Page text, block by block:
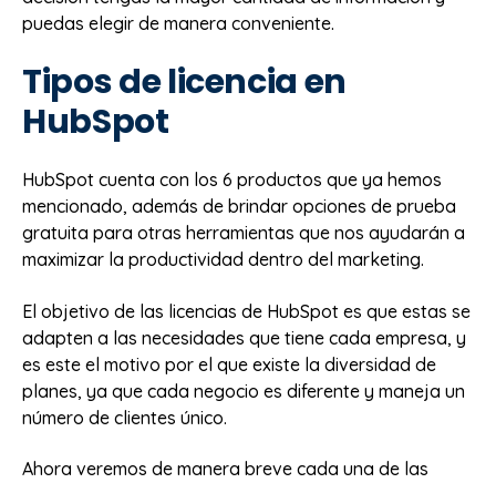
puedas elegir de manera conveniente.
Tipos de licencia en
HubSpot
HubSpot cuenta con los 6 productos que ya hemos
mencionado, además de brindar opciones de prueba
gratuita para otras herramientas que nos ayudarán a
maximizar la productividad dentro del marketing.
El objetivo de las licencias de HubSpot es que estas se
adapten a las necesidades que tiene cada empresa, y
es este el motivo por el que existe la diversidad de
planes, ya que cada negocio es diferente y maneja un
número de clientes único.
Ahora veremos de manera breve cada una de las